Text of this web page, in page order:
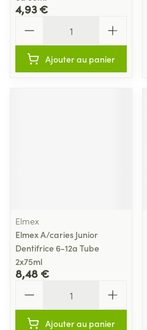
4,93 €
Ajouter au panier
Elmex
Elmex A/caries Junior
Dentifrice 6-12a Tube
2x75ml
8,48 €
Ajouter au panier